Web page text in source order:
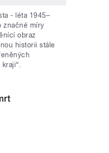
- léta 1945–
značné míry
obraz
historii stále